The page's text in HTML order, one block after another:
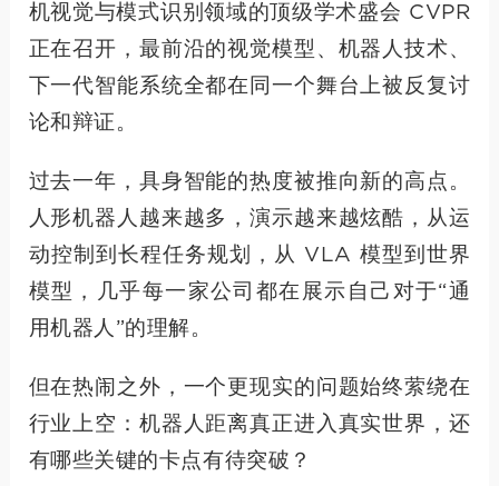
机视觉与模式识别领域的顶级学术盛会 CVPR
正在召开，最前沿的视觉模型、机器人技术、
下一代智能系统全都在同一个舞台上被反复讨
论和辩证。
过去一年，具身智能的热度被推向新的高点。
人形机器人越来越多，演示越来越炫酷，从运
动控制到长程任务规划，从 VLA 模型到世界
模型，几乎每一家公司都在展示自己对于“通
用机器人”的理解。
但在热闹之外，一个更现实的问题始终萦绕在
行业上空：机器人距离真正进入真实世界，还
有哪些关键的卡点有待突破？